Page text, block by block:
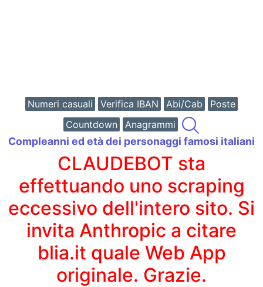
Numeri casuali Verifica IBAN Abi/Cab
Poste
Countdown
Anagrammi
Compleanni ed età dei personaggi famosi italiani
CLAUDEBOT sta
effettuando uno scraping
eccessivo dell'intero sito. Si
invita Anthropic a citare
blia.it quale Web App
originale. Grazie.